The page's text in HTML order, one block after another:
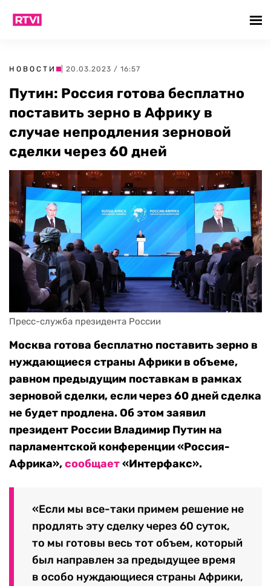
НОВОСТИ | 20.03.2023 / 16:57
Путин: Россия готова бесплатно
поставить зерно в Африку в
случае непродления зерновой
сделки через 60 дней
Пресс-служба президента России
Москва готова бесплатно поставить зерно в
нуждающиеся страны Африки в объеме,
равном предыдущим поставкам в рамках
зерновой сделки, если через 60 дней сделка
не будет продлена. Об этом заявил
президент России Владимир Путин на
парламентской конференции «Россия-
Африка»,сообщает«Интерфакс».
«Если мы все-таки примем решение не
продлять эту сделку через 60 суток,
то мы готовы весь тот объем, который
был направлен за предыдущее время
в особо нуждающиеся страны Африки,